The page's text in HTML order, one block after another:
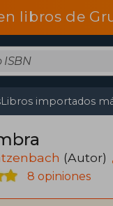
libros de
Libros importados
(Autor)
8 opiniones